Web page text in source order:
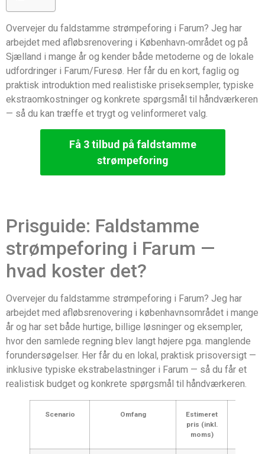
Overvejer du faldstamme strømpeforing i Farum? Jeg har
arbejdet med afløbsrenovering i København‑området og på
Sjælland i mange år og kender både metoderne og de lokale
udfordringer i Farum/Furesø. Her får du en kort, faglig og
praktisk introduktion med realistiske priseksempler, typiske
ekstraomkostninger og konkrete spørgsmål til håndværkeren
— så du kan træffe et trygt og velinformeret valg.
Få 3 tilbud på faldstamme
strømpeforing
Prisguide: Faldstamme
strømpeforing i Farum —
hvad koster det?
Overvejer du faldstamme strømpeforing i Farum? Jeg har
arbejdet med afløbsrenovering i københavnsområdet i mange
år og har set både hurtige, billige løsninger og eksempler,
hvor den samlede regning blev langt højere pga. manglende
forundersøgelser. Her får du en lokal, praktisk prisoversigt —
inklusive typiske ekstrabelastninger i Farum — så du får et
realistisk budget og konkrete spørgsmål til håndværkeren.
Scenario Omfang
Estimeret
pris (inkl.
moms)